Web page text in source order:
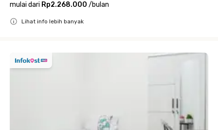
mulai dari Rp2.268.000 /bulan
Lihat info lebih banyak